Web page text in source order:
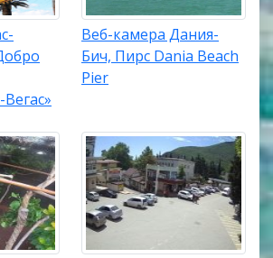
Веб-камера Дания-
Бич, Пирс Dania Beach
Pier